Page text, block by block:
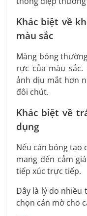
Khác biệt về
màu sắc
Màng bóng
rực của màu
ảnh dịu mắt hơn
đôi chút.
Khác biệt về
dụng
Nếu cán bóng tạo
mang đến cảm
tiếp xúc trực tiếp.
Đây là lý do nhiều
chọn cán mờ cho